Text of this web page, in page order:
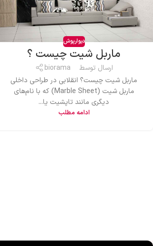
دیوارپوش
ماربل شیت چیست ؟
ارسال توسط
biorama
ماربل شیت چیست؟ انقلابی در طراحی داخلی
ماربل شیت (Marble Sheet) که با نام‌های
دیگری مانند تاپشیت یا...
ادامه مطلب